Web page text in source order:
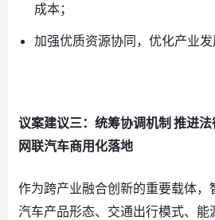
成本；
加强优质资源协同，优化产业发
议案建议三：统筹协调机制 推进
网联汽车商用化落地
作为跨产业融合创新的重要载体，
汽车产品形态、交通出行模式、能